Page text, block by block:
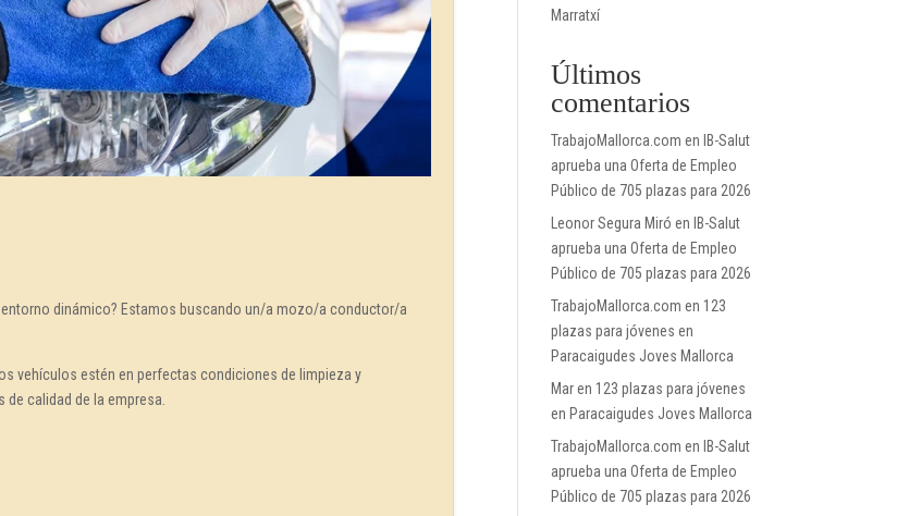
entorno dinámico? Estamos buscando un/a mozo/a conductor/a
vehículos estén en perfectas condiciones de limpieza y
calidad de la empresa.
Marratxí
Últimos
comentarios
TrabajoMallorca.com en IB-Salut
aprueba una Oferta de Empleo
Público de 705 plazas para 2026
Leonor Segura Miró en IB-Salut
aprueba una Oferta de Empleo
Público de 705 plazas para 2026
TrabajoMallorca.com en 123
plazas para jóvenes en
Paracaigudes Joves Mallorca
Maren 123 plazas para jóvenes
en Paracaigudes Joves Mallorca
TrabajoMallorca.com en IB-Salut
aprueba una Oferta de Empleo
Público de 705 plazas para 2026